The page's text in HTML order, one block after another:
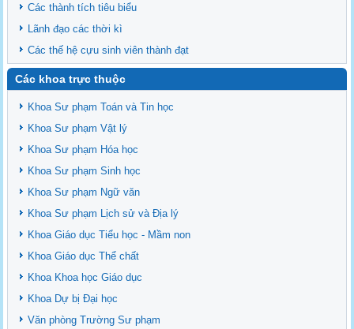
Các thành tích tiêu biểu
Lãnh đạo các thời kì
Các thế hệ cựu sinh viên thành đạt
Các khoa trực thuộc
Khoa Sư phạm Toán và Tin học
Khoa Sư phạm Vật lý
Khoa Sư phạm Hóa học
Khoa Sư phạm Sinh học
Khoa Sư phạm Ngữ văn
Khoa Sư phạm Lịch sử và Địa lý
Khoa Giáo dục Tiểu học - Mầm non
Khoa Giáo dục Thể chất
Khoa Khoa học Giáo dục
Khoa Dự bị Đại học
Văn phòng Trường Sư phạm